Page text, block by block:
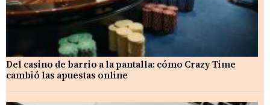
Del casino de barrio a la pantalla: cómo Crazy Time
cambió las apuestas online